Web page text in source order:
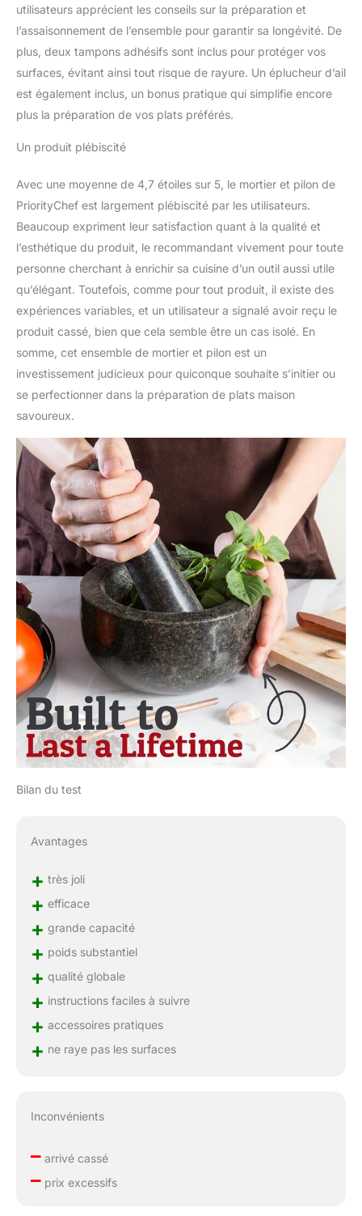
gris est une bête. Super
robuste et assez lourd
l'extérieur sur l'écran,
mais cela pourrait causer
des rayures sur votre
plan de travail. C'est la
antidérapantes qui
précieux comptoir de
toutes les rayures
possibles Pratique et
beau : élégant bol en
style à n'importe quelle
cuisine ; fait un cadeau
attentionné pour les
amateurs de cuisine ;
facile à nettoyer et à
entretenir ; outil
traditionnel pour la
utilisateurs apprécient les conseils sur la préparation et
l’assaisonnement de l’ensemble pour garantir sa longévité. De
plus, deux tampons adhésifs sont inclus pour protéger vos
surfaces, évitant ainsi tout risque de rayure. Un éplucheur d’ail
est également inclus, un bonus pratique qui simplifie encore
plus la préparation de vos plats préférés.
Un produit plébiscité
Avec une moyenne de 4,7 étoiles sur 5, le mortier et pilon de
PriorityChef est largement plébiscité par les utilisateurs.
Beaucoup expriment leur satisfaction quant à la qualité et
l’esthétique du produit, le recommandant vivement pour toute
personne cherchant à enrichir sa cuisine d’un outil aussi utile
qu’élégant. Toutefois, comme pour tout produit, il existe des
expériences variables, et un utilisateur a signalé avoir reçu le
produit cassé, bien que cela semble être un cas isolé. En
somme, cet ensemble de mortier et pilon est un
investissement judicieux pour quiconque souhaite s’initier ou
se perfectionner dans la préparation de plats maison
savoureux.
Bilan du test
Avantages
+ très joli
+ efficace
+ grande capacité
+ poids substantiel
+ qualité globale
+ instructions faciles à suivre
+ accessoires pratiques
+ ne raye pas les surfaces
Inconvénients
–arrivé cassé
–prix excessifs